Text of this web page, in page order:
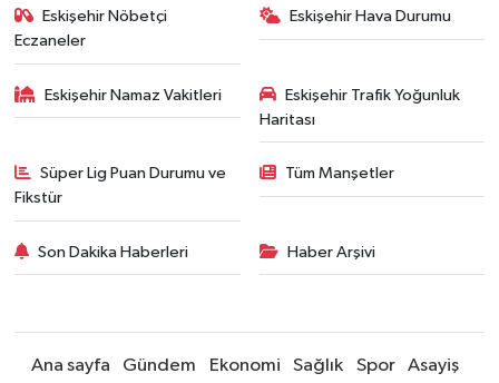
Eskişehir Nöbetçi
Eczaneler
Eskişehir Hava Durumu
Eskişehir Namaz Vakitleri
Eskişehir Trafik Yoğunluk
Haritası
Süper Lig Puan Durumu ve
Fikstür
Tüm Manşetler
Son Dakika Haberleri Haber Arşivi
Ana sayfa Gündem Ekonomi Sağlık Spor Asayiş